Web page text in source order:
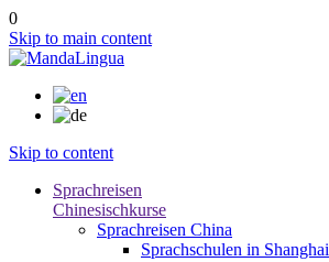
0
Skip to main content
Skip to content
Sprachreisen
Chinesischkurse
Sprachreisen China
Sprachschulen in Shanghai